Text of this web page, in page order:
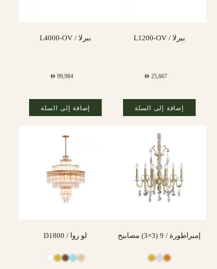
بيرلا / L1200-OV
AED 25,667
إضافة إلى السلة
بيرلا / L4000-OV
AED 99,984
إضافة إلى السلة
إمبراطورة / 9 (3×3) مصابيح لو روا / D1800